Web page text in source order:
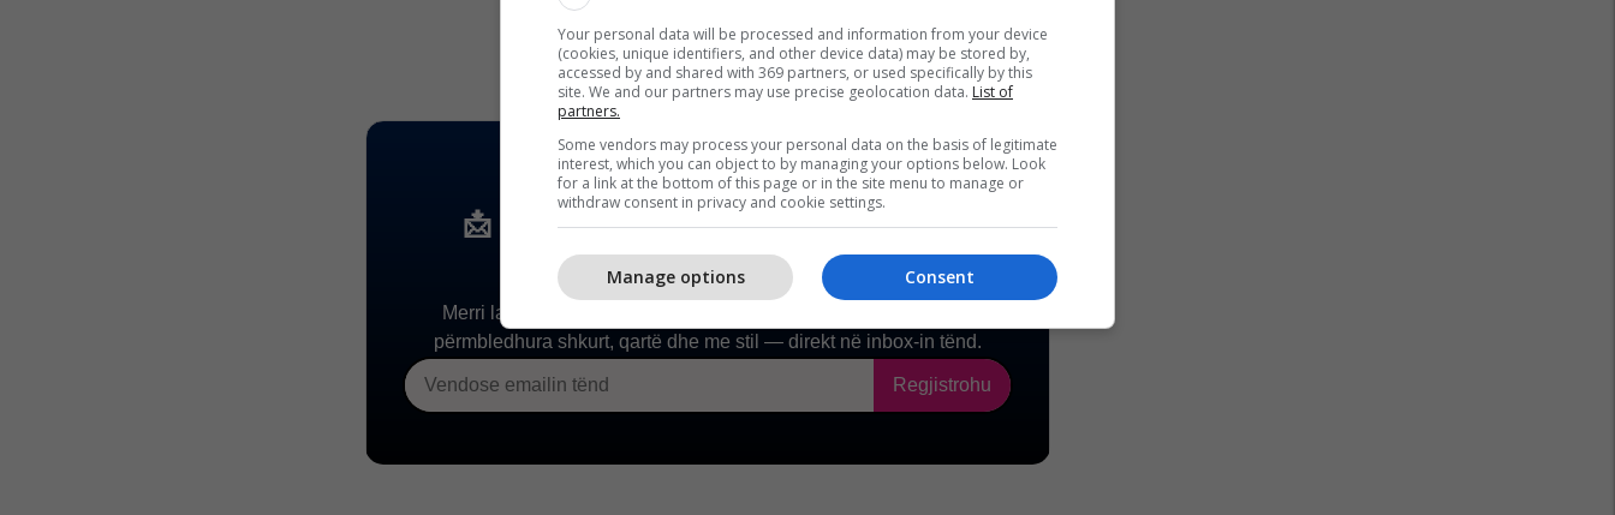
Your personal data will be processed and information from your device
(cookies, unique identifiers, and other device data) may be stored by,
accessed by and shared with 369 partners, or used specifically by this
site. We and our partners may use precise geolocation data. List of
partners.
Some vendors may process your personal data on the basis of legitimate
interest, which you can object to by managing your options below. Look
for a link at the bottom of this page or in the site menu to manage or
withdraw consent in privacy and cookie settings.
Consent
Manage options